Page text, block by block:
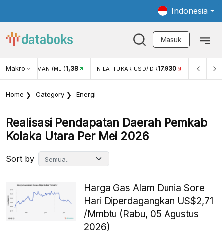
Indonesia
Masuk
MakroUSD/IDR17.930 INFLASI YOY (JUL) 2,88% INFLASI MOM
Home Category Energi
Realisasi Pendapatan Daerah Pemkab
Kolaka Utara Per Mei 2026
Sort by
Harga Gas Alam Dunia Sore
Hari Diperdagangkan US$2,71
/Mmbtu (Rabu, 05 Agustus
2026)